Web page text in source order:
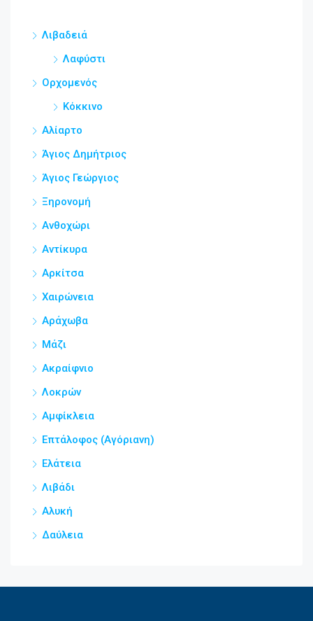
Λιβαδειά
Λαφύστι
Ορχομενός
Κόκκινο
Αλίαρτο
Άγιος Δημήτριος
Άγιος Γεώργιος
Ξηρονομή
Ανθοχώρι
Αντίκυρα
Αρκίτσα
Χαιρώνεια
Αράχωβα
Μάζι
Ακραίφνιο
Λοκρών
Αμφίκλεια
Επτάλοφος (Αγόριανη)
Ελάτεια
Λιβάδι
Αλυκή
Δαύλεια